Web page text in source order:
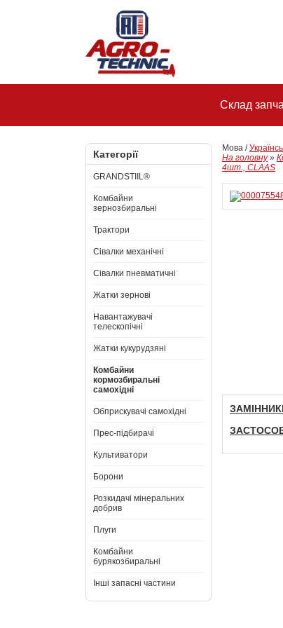
Склад
Категорії
GRANDSTIIL®
Комбайни
зернозбиральні
Трактори
Сівалки механічні
Сівалки пневматичні
Жатки зернові
Навантажувачі
телескопічні
Жатки кукурудзяні
Комбайни
кормозбиральні
самохідні
Обприскувачі самохідні
Прес-підбирачі
Культиватори
Борони
Розкидачі мінеральних
добрив
Плуги
Комбайни
бурякозбиральні
Інші запасні частини
Мова /
На головну»
4шт., CLAAS